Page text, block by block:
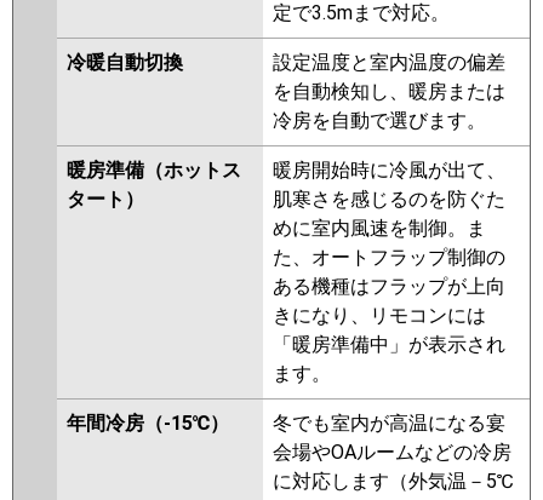
FDEV405H5S
パナソニック PA-P40T7HNBX PA-P40T7HB
PA-P40T7H PA-P40T7HN PA-
P40T6CB PA-P40T6CNB PA-
P40T6HB PA-P40T6HNB PA-
P40T6HN1 PA-P40T6HA
定で3.5mまで対応。
冷暖自動切換
設定温度と室内温度の偏差
を自動検知し、暖房または
冷房を自動で選びます。
暖房準備（ホットス
タート）
暖房開始時に冷風が出て、
肌寒さを感じるのを防ぐた
めに室内風速を制御。ま
た、オートフラップ制御の
ある機種はフラップが上向
きになり、リモコンには
「暖房準備中」が表示され
ます。
年間冷房（-15℃）
冬でも室内が高温になる宴
会場やOAルームなどの冷房
に対応します（外気温－5℃